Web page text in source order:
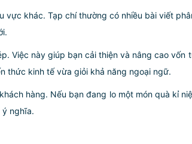
khác. Tạp chí thường có nhiều bài viết
Việc này giúp bạn cải thiện và nâng cao
thức kinh tế vừa giỏi khả năng ngoại ngữ.
hàng. Nếu bạn đang lo một món quà kỉ
nghĩa.